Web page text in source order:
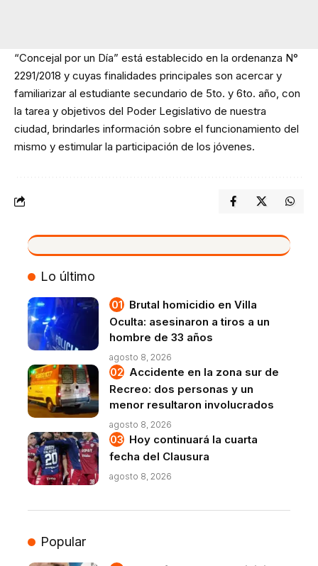
“Concejal por un Día” está establecido en la ordenanza N°
2291/2018 y cuyas finalidades principales son acercar y
familiarizar al estudiante secundario de 5to. y 6to. año, con
la tarea y objetivos del Poder Legislativo de nuestra
ciudad, brindarles información sobre el funcionamiento del
mismo y estimular la participación de los jóvenes.
VIVO
Lo último
Brutal homicidio en Villa
Oculta: asesinaron a tiros a un
hombre de 33 años
agosto 8, 2026
Accidente en la zona sur de
Recreo: dos personas y un
menor resultaron involucrados
agosto 8, 2026
Hoy continuará la cuarta
fecha del Clausura
agosto 8, 2026
Popular